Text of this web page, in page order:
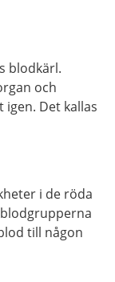
blodkärl.
och
Det kallas
i de röda
till någon